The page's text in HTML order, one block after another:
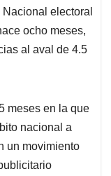
electoral
ocho meses,
al aval de 4.5
meses en la que
nacional a
un movimiento